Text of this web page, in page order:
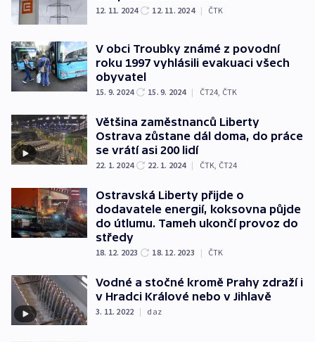
12. 11. 2024 12. 11. 2024 | ČTK
V obci Troubky známé z povodní
roku 1997 vyhlásili evakuaci všech
obyvatel
15. 9. 2024 15. 9. 2024 | ČT24 ČTK
Většina zaměstnanců Liberty
Ostrava zůstane dál doma, do práce
se vrátí asi 200 lidí
22. 1. 2024 22. 1. 2024 | ČTK ČT24
Ostravská Liberty přijde o
dodavatele energií, koksovna půjde
do útlumu. Tameh ukončí provoz do
středy
18. 12. 2023 18. 12. 2023 | ČTK
Vodné a stočné kromě Prahy zdraží i
v Hradci Králové nebo v Jihlavě
3. 11. 2022 | daz